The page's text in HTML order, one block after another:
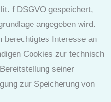
f DSGVO gespeichert,
angegeben wird.
berechtigtes Interesse an
Cookies zur technisch
seiner
zur Speicherung von